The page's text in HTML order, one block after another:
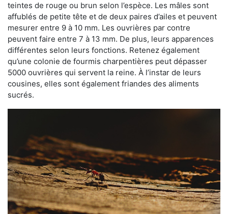
teintes de rouge ou brun selon l’espèce. Les mâles sont
affublés de petite tête et de deux paires d’ailes et peuvent
mesurer entre 9 à 10 mm. Les ouvrières par contre
peuvent faire entre 7 à 13 mm. De plus, leurs apparences
différentes selon leurs fonctions. Retenez également
qu’une colonie de fourmis charpentières peut dépasser
5000 ouvrières qui servent la reine. À l’instar de leurs
cousines, elles sont également friandes des aliments
sucrés.